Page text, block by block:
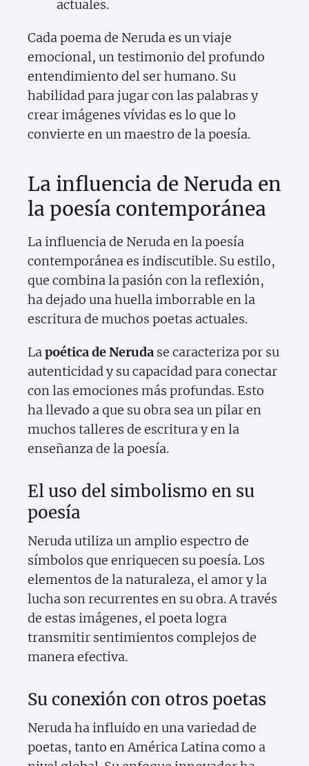
actuales.
Cada poema de Neruda es un viaje
emocional, un testimonio del profundo
entendimiento del ser humano. Su
habilidad para jugar con las palabras y
crear imágenes vívidas es lo que lo
convierte en un maestro de la poesía.
La influencia de Neruda en
la poesía contemporánea
La influencia de Neruda en la poesía
contemporánea es indiscutible. Su estilo,
que combina la pasión con la reflexión,
ha dejado una huella imborrable en la
escritura de muchos poetas actuales.
Lapoética de Neruda se caracteriza por su
autenticidad y su capacidad para conectar
con las emociones más profundas. Esto
ha llevado a que su obra sea un pilar en
muchos talleres de escritura y en la
enseñanza de la poesía.
El uso del simbolismo en su
poesía
Neruda utiliza un amplio espectro de
símbolos que enriquecen su poesía. Los
elementos de la naturaleza, el amor y la
lucha son recurrentes en su obra. A través
de estas imágenes, el poeta logra
transmitir sentimientos complejos de
manera efectiva.
Su conexión con otros poetas
Neruda ha influido en una variedad de
poetas, tanto en América Latina como a